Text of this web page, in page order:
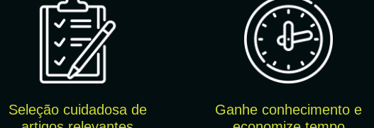
Seleção cuidadosa de
Ganhe conhecimento e